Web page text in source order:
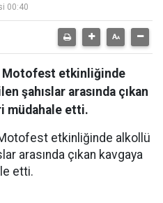
00:40
Motofest etkinliğinde
şahıslar arasında çıkan
müdahale etti.
etkinliğinde alkollü
arasında çıkan kavgaya
etti.